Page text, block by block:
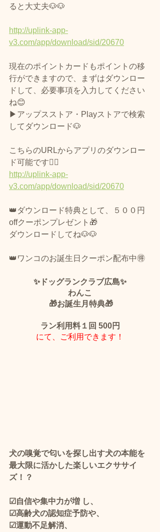
ると大丈夫🐶🐶
http://uplink-app-
v3.com/app/download/sid/20670
現在のポイントカードもポイントの移
行ができますので、まずはダウンロー
ドして、必要事項を入力してください
ね😊
▶アップスストア・Playストアで検索
してダウンロード🐶
こちらのURLからアプリのダウンロー
ド可能です🙆‍♀️
http://uplink-app-
v3.com/app/download/sid/20670
👑ダウンロード特典として、５００円
offクーポンプレゼント🎁
ダウンロードしてね🐶🐶
👑ワンコのお誕生日クーポン配布中🉐
✨ドッグランクラブ広島✨
わんこ
🎁お誕生月特典🎁
ラン利用料１回 500円
にて、ご利用できます！
犬の嗅覚で匂いを探し出す犬の本能を
最大限に活かした楽しいエクササイ
ズ！？
☑自信や集中力が増 し、
☑高齢犬の認知症予防や、
☑運動不足解消、